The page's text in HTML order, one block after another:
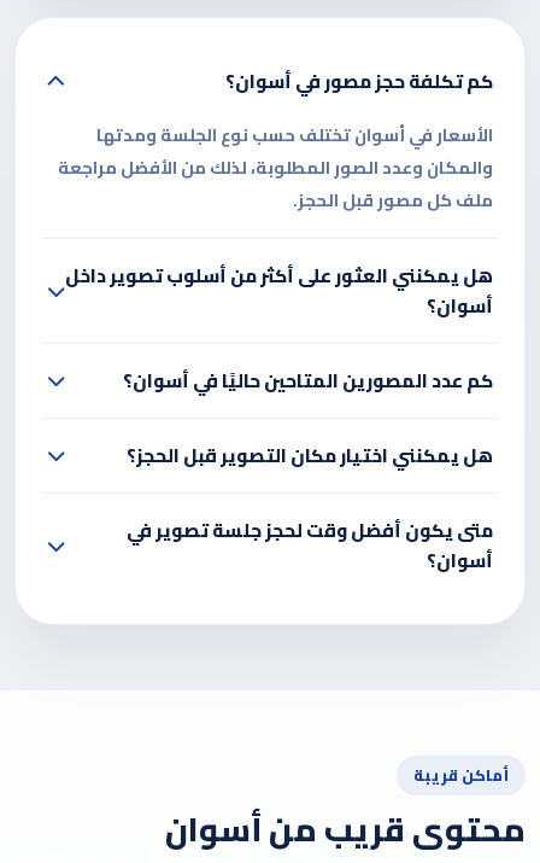
كم تكلفة حجز مصور في أسوان؟
الأسعار في أسوان تختلف حسب نوع الجلسة ومدتها
والمكان وعدد الصور المطلوبة، لذلك من الأفضل مراجعة
ملف كل مصور قبل الحجز.
هل يمكنني العثور على أكثر من أسلوب تصوير داخل
أسوان؟
كم عدد المصورين المتاحين حاليًا في أسوان؟
هل يمكنني اختيار مكان التصوير قبل الحجز؟
متى يكون أفضل وقت لحجز جلسة تصوير في
أسوان؟
أماكن قريبة
محتوى قريب من أسوان